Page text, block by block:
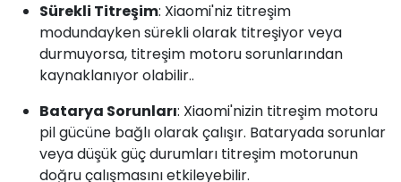
Sürekli Titreşim: Xiaomi'niz titreşim
modundayken sürekli olarak titreşiyor veya
durmuyorsa, titreşim motoru sorunlarından
kaynaklanıyor olabilir..
Batarya Sorunları: Xiaomi'nizin titreşim motoru
pil gücüne bağlı olarak çalışır. Bataryada sorunlar
veya düşük güç durumları titreşim motorunun
doğru çalışmasını etkileyebilir.